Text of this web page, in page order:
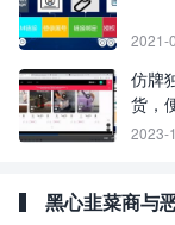
2021-
仿牌
货，
2023-
黑心韭菜商与